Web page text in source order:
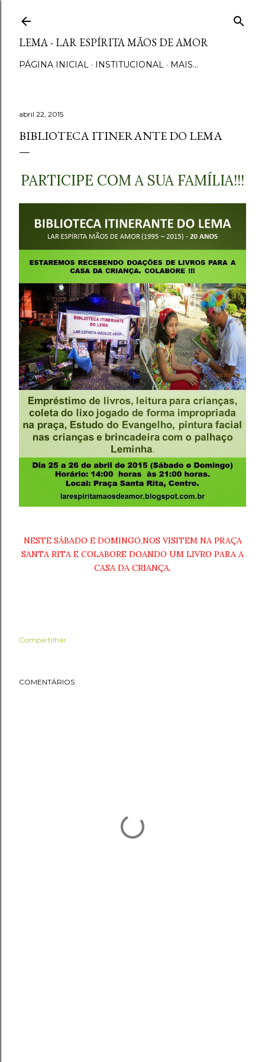
LEMA - LAR ESPÍRITA MÃOS DE AMOR
PÁGINA INICIAL INSTITUCIONAL MAIS…
abril 22, 2015
BIBLIOTECA ITINERANTE DO LEMA
PARTICIPE COM A SUA FAMÍLIA!!!
NESTE SÁBADO E DOMINGO,NOS VISITEM NA PRAÇA
SANTA RITA E COLABORE DOANDO UM LIVRO PARA A
CASA DA CRIANÇA.
Compartilhar
COMENTÁRIOS